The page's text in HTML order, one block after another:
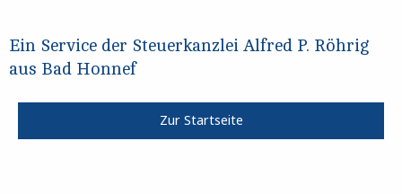
Ein Service der Steuerkanzlei Alfred P. Röhrig
aus Bad Honnef
Zur Startseite